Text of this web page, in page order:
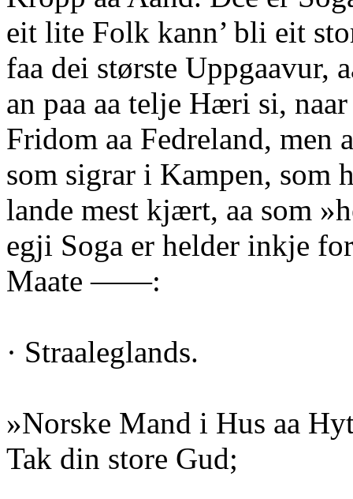
eit lite Folk kann’ bli eit
faa dei største Uppgaavur,
an paa aa telje Hæri si,
Fridom aa Fedreland, men
som sigrar i Kampen, som
lande mest kjært, aa som
egji Soga er helder inkje
Maate ——:
· Straaleglands.
»Norske Mand i Hus aa
Tak din store Gud;